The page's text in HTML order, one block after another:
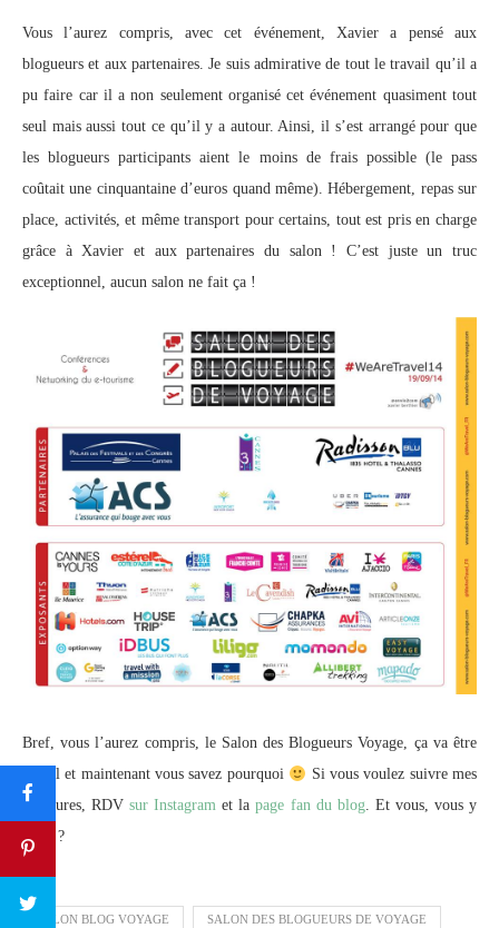
Vous l’aurez compris, avec cet événement, Xavier a pensé aux
blogueurs et aux partenaires. Je suis admirative de tout le travail qu’il a
pu faire car il a non seulement organisé cet événement quasiment tout
seul mais aussi tout ce qu’il y a autour. Ainsi, il s’est arrangé pour que
les blogueurs participants aient le moins de frais possible (le pass
coûtait une cinquantaine d’euros quand même). Hébergement, repas sur
place, activités, et même transport pour certains, tout est pris en charge
grâce à Xavier et aux partenaires du salon ! C’est juste un truc
exceptionnel, aucun salon ne fait ça !
Bref, vous l’aurez compris, le Salon des Blogueurs Voyage, ça va être
génial et maintenant vous savez pourquoi
Si vous voulez suivre mes
aventures, RDVsur Instagram et lapage fan du blog. Et vous, vous y
serez ?
SALON BLOG VOYAGE SALON DES BLOGUEURS DE VOYAGE